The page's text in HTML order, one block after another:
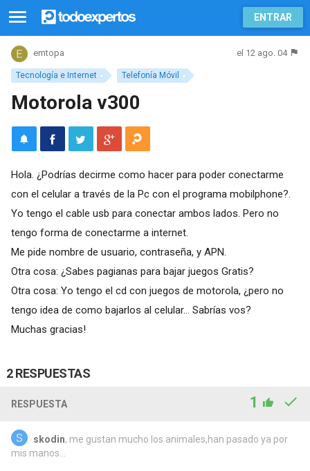
ENTRAR
Tecnología e Internet Telefonía Móvil
emtopa el 12 ago. 04
Motorola v300
Hola. ¿Podrías decirme como hacer para poder conectarme
con el celular a través de la Pc con el programa mobilphone?.
Yo tengo el cable usb para conectar ambos lados. Pero no
tengo forma de conectarme a internet.
Me pide nombre de usuario, contraseña, y APN.
Otra cosa: ¿Sabes pagianas para bajar juegos Gratis?
Otra cosa: Yo tengo el cd con juegos de motorola, ¿pero no
tengo idea de como bajarlos al celular... Sabrías vos?
Muchas gracias!
2 RESPUESTAS
RESPUESTA 1
skodin, me gustan mucho los animales,han pasado ya por
mis manos...